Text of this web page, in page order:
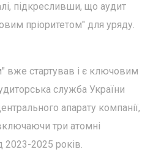
підкресливши, що аудит
пріоритетом" для уряду.
вже стартував і є ключовим
служба України
апарату компанії,
три атомні
2023-2025 років.